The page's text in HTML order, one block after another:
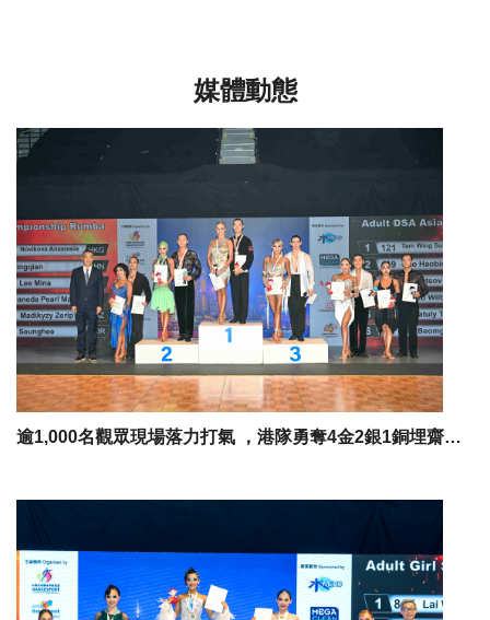
媒體動態
逾1,000名觀眾現場落力打氣 ，港隊勇奪4金2銀1銅埋齋，星級組合譚永森「夫妻檔」 李悅琛「千禧配，成功達「雙金」願望。